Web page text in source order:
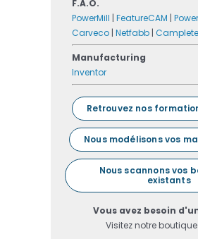
F.A.O.
PowerMill | FeatureCAM |
Carveco | Netfabb | Camplete
Manufacturing
Inventor
Retrouvez nos
Nous modélisons vos
Nous scannons vos
existants
Vous avez besoin
Visitez notre